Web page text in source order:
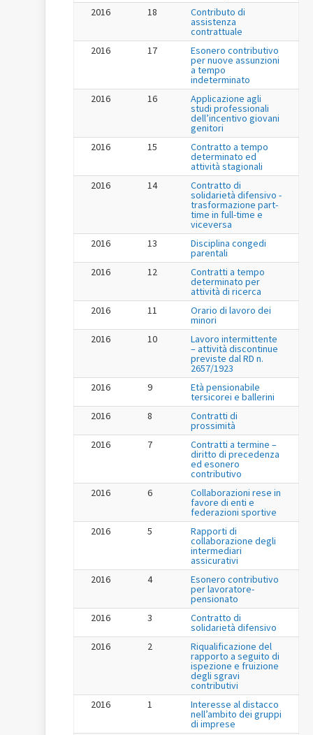
2016
18 Contributo di
assistenza
contrattuale
2016
17 Esonero contributivo
per nuove assunzioni
a tempo
indeterminato
2016
16 Applicazione agli
studi professionali
dell’incentivo giovani
genitori
2016
15 Contratto a tempo
determinato ed
attività stagionali
2016
14 Contratto di
solidarietà difensivo -
trasformazione part-
time in full-time e
viceversa
2016
13 Disciplina congedi
parentali
2016
12 Contratti a tempo
determinato per
attività di ricerca
2016
11 Orario di lavoro dei
minori
2016
10 Lavoro intermittente
– attività discontinue
previste dal RD n.
2657/1923
2016
9 Età pensionabile
tersicorei e ballerini
2016
8 Contratti di
prossimità
2016
7 Contratti a termine –
diritto di precedenza
ed esonero
contributivo
2016
6 Collaborazioni rese in
favore di enti e
federazioni sportive
2016
5 Rapporti di
collaborazione degli
intermediari
assicurativi
2016
4 Esonero contributivo
per lavoratore-
pensionato
2016
3 Contratto di
solidarietà difensivo
2016
2 Riqualificazione del
rapporto a seguito di
ispezione e fruizione
degli sgravi
contributivi
2016
1 Interesse al distacco
nell’ambito dei gruppi
di imprese